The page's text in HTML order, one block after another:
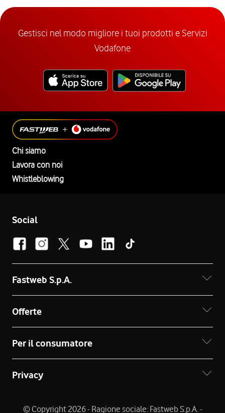
Gestisci nel modo migliore i tuoi prodotti e Servizi
Vodafone
Chi siamo
Lavora con noi
Whistleblowing
Social
Fastweb S.p.A.
Offerte
Per il consumatore
Privacy
© Copyright 2026 - Ragione sociale: Fastweb S.p.A. -